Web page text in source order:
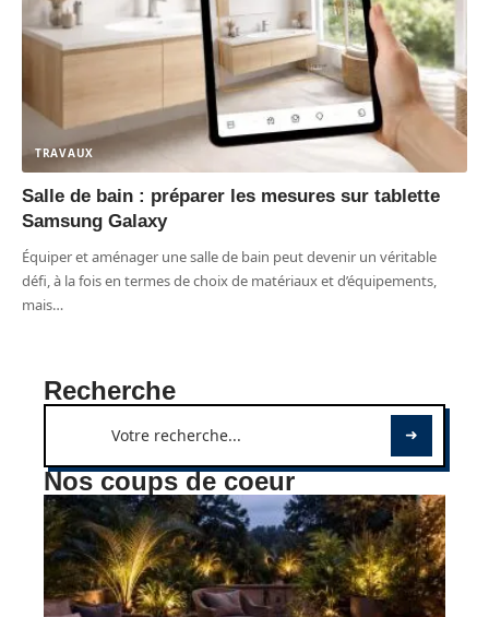
TRAVAUX
Salle de bain : préparer les mesures sur tablette
Samsung Galaxy
Équiper et aménager une salle de bain peut devenir un véritable
défi, à la fois en termes de choix de matériaux et d’équipements,
mais…
Recherche
Nos coups de coeur